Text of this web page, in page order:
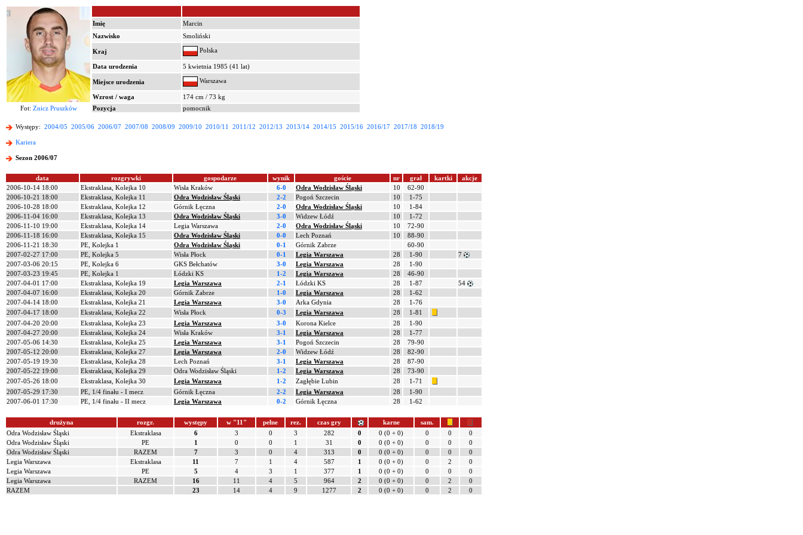
Imię
Marcin
Nazwisko
Smoliński
Kraj Polska
Data urodzenia 5 kwietnia 1985 (41 lat)
Miejsce urodzenia Warszawa
Wzrost / waga
174 cm / 73 kg
Fot: Znicz Pruszków Pozycja pomocnik
Występy: 2004/05 2005/06 2006/07 2007/08 2008/09 2009/10 2010/11 2011/12 2012/13 2013/14 2014/15 2015/16 2016/17 2017/18 2018/19
Kariera
Sezon 2006/07
data rozgrywki gospodarze wynik goście nr grał kartki
akcje
2006-10-14 18:00
Ekstraklasa, Kolejka 10 Wisła Kraków 6-0 Odra Wodzisław Śląski 10
62-90
2006-10-21 18:00
Ekstraklasa, Kolejka 11 Odra Wodzisław Śląski 2-2 Pogoń Szczecin 10
1-75
2006-10-28 18:00
Ekstraklasa, Kolejka 12 Górnik Łęczna 2-0 Odra Wodzisław Śląski 10
1-84
2006-11-04 16:00
Ekstraklasa, Kolejka 13 Odra Wodzisław Śląski 3-0 Widzew Łódź 10
1-72
2006-11-10 19:00
Ekstraklasa, Kolejka 14 Legia Warszawa 2-0 Odra Wodzisław Śląski 10
72-90
2006-11-18 16:00
Ekstraklasa, Kolejka 15 Odra Wodzisław Śląski 0-0 Lech Poznań 10
88-90
2006-11-21 18:30
PE, Kolejka 1 Odra Wodzisław Śląski 0-1 Górnik Zabrze
60-90
2007-02-27 17:00
PE, Kolejka 5 Wisła Płock 0-1 Legia Warszawa 28 1-90
7
2007-03-06 20:15
PE, Kolejka 6 GKS Bełchatów 3-0 Legia Warszawa 28
1-90
2007-03-23 19:45
PE, Kolejka 1 Łódzki KS 1-2 Legia Warszawa 28
46-90
2007-04-01 17:00
Ekstraklasa, Kolejka 19 Legia Warszawa 2-1 Łódzki KS 28 1-87
54
2007-04-07 16:00
Ekstraklasa, Kolejka 20 Górnik Zabrze 1-0 Legia Warszawa 28
1-62
2007-04-14 18:00
Ekstraklasa, Kolejka 21 Legia Warszawa 3-0 Arka Gdynia 28
1-76
2007-04-17 18:00
Ekstraklasa, Kolejka 22 Wisła Płock 0-3 Legia Warszawa 28
1-81
2007-04-20 20:00
Ekstraklasa, Kolejka 23 Legia Warszawa 3-0 Korona Kielce 28
1-90
2007-04-27 20:00
Ekstraklasa, Kolejka 24 Wisła Kraków 3-1 Legia Warszawa 28
1-77
2007-05-06 14:30
Ekstraklasa, Kolejka 25 Legia Warszawa 3-1 Pogoń Szczecin 28
79-90
2007-05-12 20:00
Ekstraklasa, Kolejka 27 Legia Warszawa 2-0 Widzew Łódź 28
82-90
2007-05-19 19:30
Ekstraklasa, Kolejka 28 Lech Poznań 3-1 Legia Warszawa 28
87-90
2007-05-22 19:00
Ekstraklasa, Kolejka 29 Odra Wodzisław Śląski 1-2 Legia Warszawa 28
73-90
2007-05-26 18:00
Ekstraklasa, Kolejka 30 Legia Warszawa 1-2 Zagłębie Lubin 28
1-71
2007-05-29 17:30
PE, 1/4 finału - I mecz Górnik Łęczna 2-2 Legia Warszawa 28
1-90
2007-06-01 17:30
PE, 1/4 finału - II mecz Legia Warszawa 0-2 Górnik Łęczna 28 1-62
drużyna rozgr. występy w "11" pełne rez. czas gry karne
sam.
Odra Wodzisław Śląski
Ekstraklasa 6 3 0 3 282 0 0 (0 + 0) 0 0
0
Odra Wodzisław Śląski
PE 1 0 0 1 31 0 0 (0 + 0) 0 0
0
Odra Wodzisław Śląski
RAZEM 7 3 0 4 313 0 0 (0 + 0) 0 0
0
Legia Warszawa
Ekstraklasa 11 7 1 4 587 1 0 (0 + 0) 0 2
0
Legia Warszawa
PE 5 4 3 1 377 1 0 (0 + 0) 0 0
0
Legia Warszawa
RAZEM 16 11 4 5 964 2 0 (0 + 0) 0 2
0
RAZEM
23 14 4 9 1277 2 0 (0 + 0) 0 2 0